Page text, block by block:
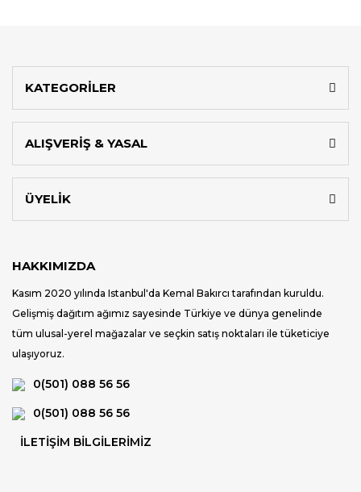
KATEGORİLER
ALIŞVERİŞ & YASAL
ÜYELİK
HAKKIMIZDA
Kasım 2020 yılında Istanbul'da Kemal Bakırcı tarafından kuruldu.
Gelişmiş dağıtım ağımız sayesinde Türkiye ve dünya genelinde
tüm ulusal-yerel mağazalar ve seçkin satış noktaları ile tüketiciye
ulaşıyoruz.
0(501) 088 56 56
0(501) 088 56 56
İLETİŞİM BİLGİLERİMİZ